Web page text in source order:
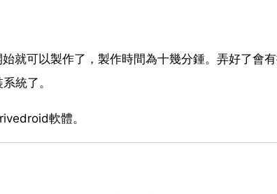
可以製作了，製作時間為十幾分鍾。弄好了會有
統了。
軟體。